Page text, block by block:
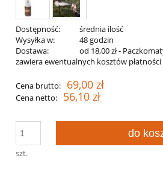
Dostępność:
średnia ilość
Wysyłka w:
48 godzin
Dostawa:
od 18,00 zł-
zawiera ewentualnych kosztów płatności
Cena brutto: 69,00 zł
Cena netto: 56,10 zł
szt.
do